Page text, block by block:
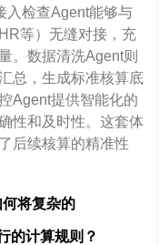
入检查Agent能够与
等）无缝对接，充
。数据清洗Agent则
总，生成标准核算底
Agent提供智能化的
性和及时性。这套体
后续核算的精准性
将复杂的
的计算规则？